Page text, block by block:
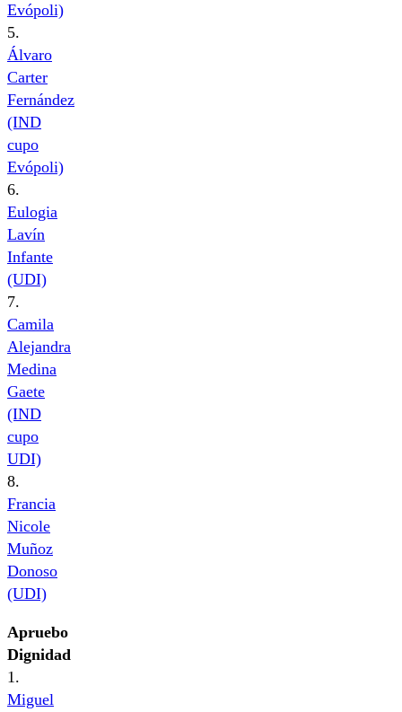
Evópoli)
5.
Álvaro
Carter
Fernández
(IND
cupo
Evópoli)
6.
Eulogia
Lavín
Infante
(UDI)
7.
Camila
Alejandra
Medina
Gaete
(IND
cupo
UDI)
8.
Francia
Nicole
Muñoz
Donoso
(UDI)
Apruebo
Dignidad
1.
Miguel